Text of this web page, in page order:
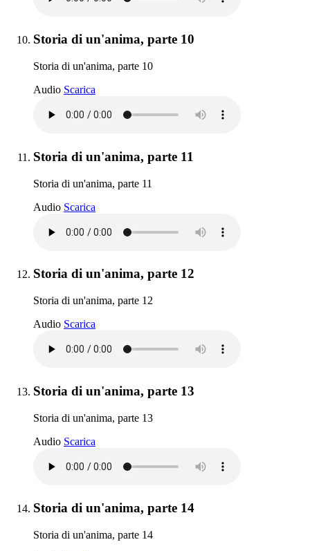
Elemento 10:
Storia di un'anima, parte 10
Storia di un'anima, parte 10
Audio Scarica
Elemento 11:
Storia di un'anima, parte 11
Storia di un'anima, parte 11
Audio Scarica
Elemento 12:
Storia di un'anima, parte 12
Storia di un'anima, parte 12
Audio Scarica
Elemento 13:
Storia di un'anima, parte 13
Storia di un'anima, parte 13
Audio Scarica
Elemento 14:
Storia di un'anima, parte 14
Storia di un'anima, parte 14